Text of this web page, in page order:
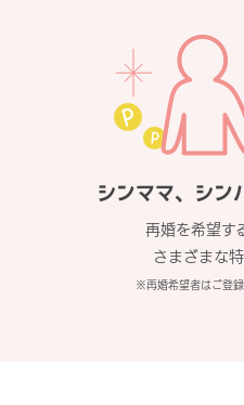
シンママ、シン
再婚を希望す
さまざまな
※再婚希望者はご登録